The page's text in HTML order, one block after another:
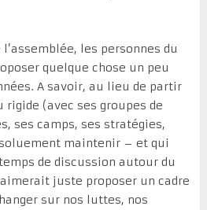
les personnes du
quelque chose un peu
A savoir, au lieu de partir
rigide (avec ses groupes de
ses camps, ses stratégies,
maintenir – et qui
de discussion autour du
juste proposer un cadre
sur nos luttes, nos